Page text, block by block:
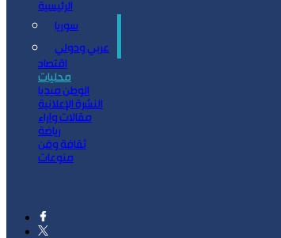
الرئيسية
سوريا
عربي ودولي
اقتصاد
محليات
الوطن ميديا
النشرة الإعلانية
مقالات وآراء
رياضة
ثقافة وفن
منوعات